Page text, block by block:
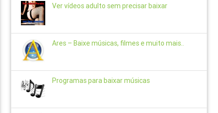
Ver vídeos adulto sem precisar baixar
Ares – Baixe músicas, filmes e muito mais..
Programas para baixar músicas